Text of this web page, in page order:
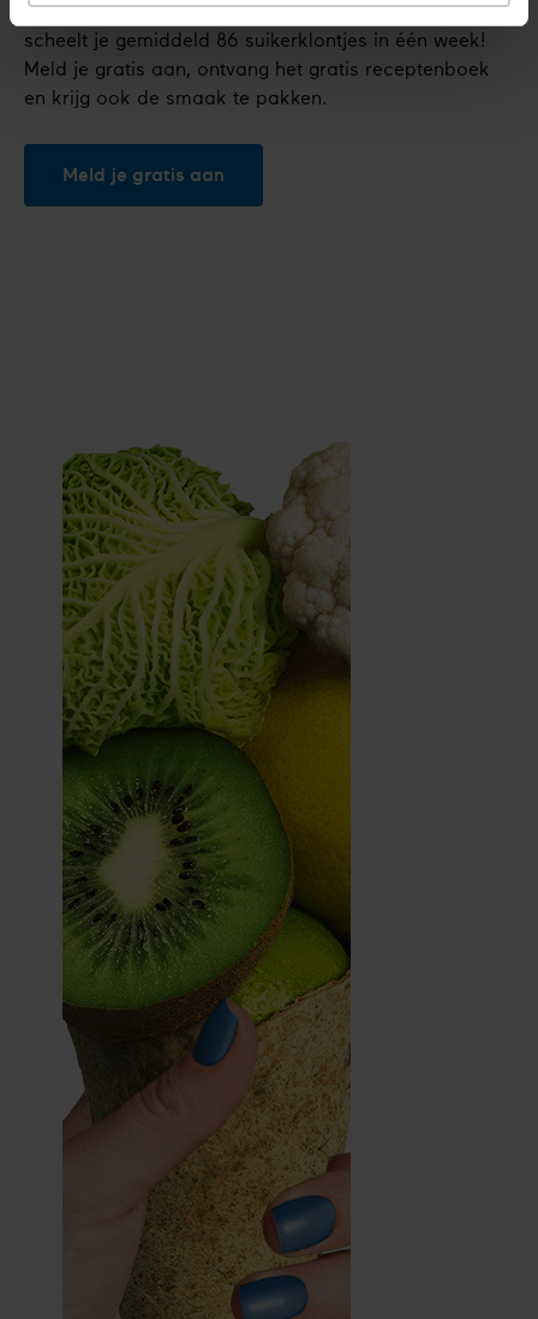
Doe mee met de Nationale Suiker Challenge. Dat
scheelt je gemiddeld 86 suikerklontjes in één week!
Meld je gratis aan, ontvang het gratis receptenboek
en krijg ook de smaak te pakken.
Meld je gratis aan